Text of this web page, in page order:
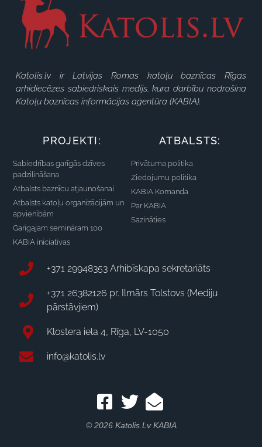
Katolis.lv ir Latvijas Romas katoļu baznīcas Rīgas
arhidiecēzes sabiedriskais medijs, kura darbību nodrošina
Katoļu baznīcas informācijas aģentūra (KABIA).
PROJEKTI:
Sabiedrības garīgās dzīves
padziļināšana
Atbalsts baznīcu atjaunošanai
Atbalsts katoļu organizācijām un
apvienībām
Garīgajam semināram 100
KABIA iniciatīvas
ATBALSTS:
Privātuma politika
Ziedojumu politika
KABIA Komanda
Par KABIA
Sazināties
+371 29948353 Arhibīskapa sekretariāts
+371 26382126 pr. Ilmārs Tolstovs (Mediju
pārstāvjiem)
Klostera iela 4, Rīga, LV-1050
info@katolis.lv
© 2026 Katolis.lv KABIA